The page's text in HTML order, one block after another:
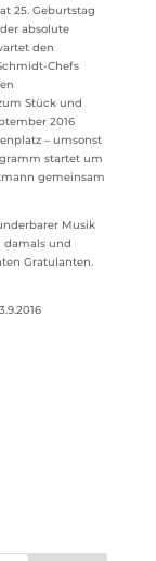
25. Geburtstag
absolute
den
Chefs
Stück und
2016
– umsonst
startet um
gemeinsam
Musik
damals und
Gratulanten.